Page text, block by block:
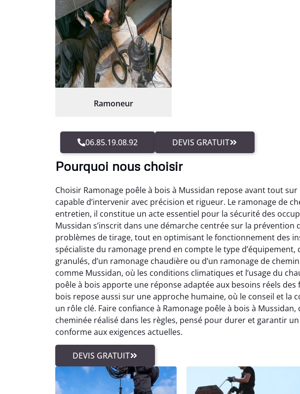
Ramoneur
06.85.19.08.92 DEVIS GRATUIT
Pourquoi nous choisir
Choisir Ramonage poêle à bois à Mussidan repose avant tout
capable d’intervenir avec précision et rigueur. Le ramonage de
entretien, il constitue un acte essentiel pour la sécurité des
Mussidan s’inscrit dans une démarche centrée sur la prévention
problèmes de tirage, tout en optimisant le fonctionnement des
spécialiste du ramonage prend en compte le type d’équipement,
granulés, d’un ramonage chaudière ou d’un ramonage de
comme Mussidan, où les conditions climatiques et l’usage du
poêle à bois apporte une réponse adaptée aux besoins réels des
bois repose aussi sur une approche humaine, où le conseil et la
un rôle clé. Faire confiance à Ramonage poêle à bois à
cheminée réalisé dans les règles, pensé pour durer et garantir
conforme aux exigences actuelles.
DEVIS GRATUIT